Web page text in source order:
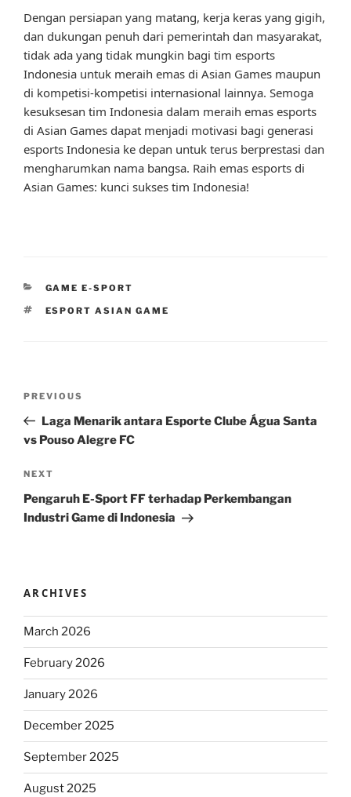
Dengan persiapan yang matang, kerja keras yang gigih,
dan dukungan penuh dari pemerintah dan masyarakat,
tidak ada yang tidak mungkin bagi tim esports
Indonesia untuk meraih emas di Asian Games maupun
di kompetisi-kompetisi internasional lainnya. Semoga
kesuksesan tim Indonesia dalam meraih emas esports
di Asian Games dapat menjadi motivasi bagi generasi
esports Indonesia ke depan untuk terus berprestasi dan
mengharumkan nama bangsa. Raih emas esports di
Asian Games: kunci sukses tim Indonesia!
CATEGORIES
GAME E-SPORT
TAGS
ESPORT ASIAN GAME
Previous
Post
PREVIOUS
Laga Menarik antara Esporte Clube Água Santa
vs Pouso Alegre FC
Next
Post
NEXT
Pengaruh E-Sport FF terhadap Perkembangan
Industri Game di Indonesia
ARCHIVES
March 2026
February 2026
January 2026
December 2025
September 2025
August 2025